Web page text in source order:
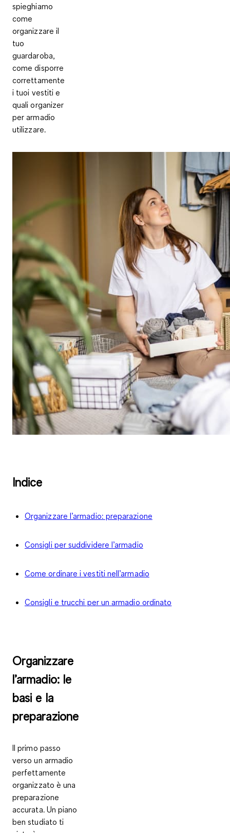
spieghiamo
come
organizzare il
tuo
guardaroba,
come disporre
correttamente
i tuoi vestiti e
quali organizer
per armadio
utilizzare.
Indice
Organizzare l’armadio: preparazione
Consigli per suddividere l’armadio
Come ordinare i vestiti nell’armadio
Consigli e trucchi per un armadio ordinato
Organizzare
l’armadio: le
basi e la
preparazione
Il primo passo
verso un armadio
perfettamente
organizzato è una
preparazione
accurata. Un piano
ben studiato ti